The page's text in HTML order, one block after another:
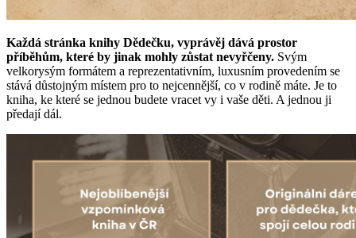
Každá stránka knihy Dědečku, vyprávěj dává prostor
příběhům, které by jinak mohly zůstat nevyřčeny. Svým
velkorysým formátem a reprezentativním, luxusním provedením se
stává důstojným místem pro to nejcennější, co v rodině máte. Je to
kniha, ke které se jednou budete vracet vy i vaše děti. A jednou ji
předají dál.